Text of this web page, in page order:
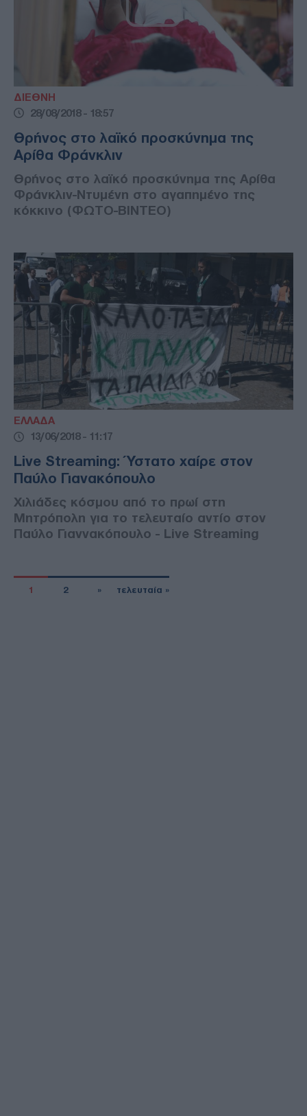
ΔΙΕΘΝΗ
28/08/2018 - 18:57
Θρήνος στο λαϊκό προσκύνημα της
Αρίθα Φράνκλιν
Θρήνος στο λαϊκό προσκύνημα της Αρίθα
Φράνκλιν-Ντυμένη στο αγαπημένο της
κόκκινο (ΦΩΤΟ-ΒΙΝΤΕΟ)
ΕΛΛΑΔΑ
13/06/2018 - 11:17
Live Streaming: Ύστατο χαίρε στον
Παύλο Γιανακόπουλο
Χιλιάδες κόσμου από το πρωί στη
Μητρόπολη για το τελευταίο αντίο στον
Παύλο Γιαννακόπουλο - Live Streaming
1 2 » τελευταία »